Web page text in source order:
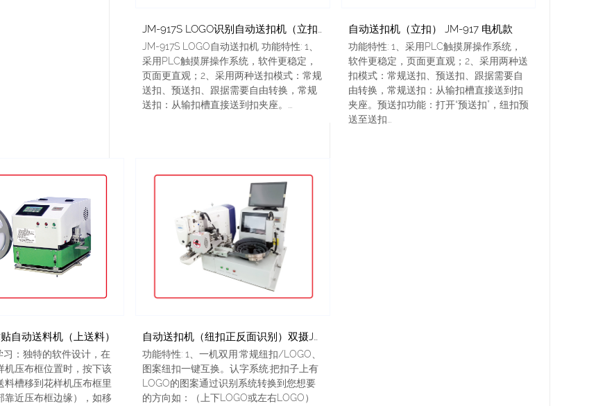
JM-917S LOGO识别自动送扣机（立扣） 搭配 JM-4-2D直驱钉扣机
JM-917S LOGO自动送扣机 功能特性: 1、
采用PLC触摸屏操作系统，软件更稳定，
页面更直观；2、采用两种送扣模式：常规
送扣、预送扣、跟据需要自由转换，常规
送扣：从输扣槽直接送到扣夹座。...
自动送扣机（立扣） JM-917 电机款
功能特性: 1、采用PLC触摸屏操作系统，
软件更稳定，页面更直观；2、采用两种送
扣模式：常规送扣、预送扣、跟据需要自
由转换，常规送扣：从输扣槽直接送到扣
夹座。预送扣功能：打开“预送扣”，纽扣预
送至送扣...
自动送料机（上送料）
习：独特的软件设计，在
机压布框位置时，按下该
槽移到花样机压布框里
靠近压布框边缘），如移
自动送扣机（纽扣正反面识别）双摄JM-998SS
功能特性: 1、一机双用:常规纽扣/LOGO、
图案纽扣一键互换。认字系统:把扣子上有
LOGO的图案通过识别系统转换到您想要
的方向如：（上下LOGO或左右LOGO）